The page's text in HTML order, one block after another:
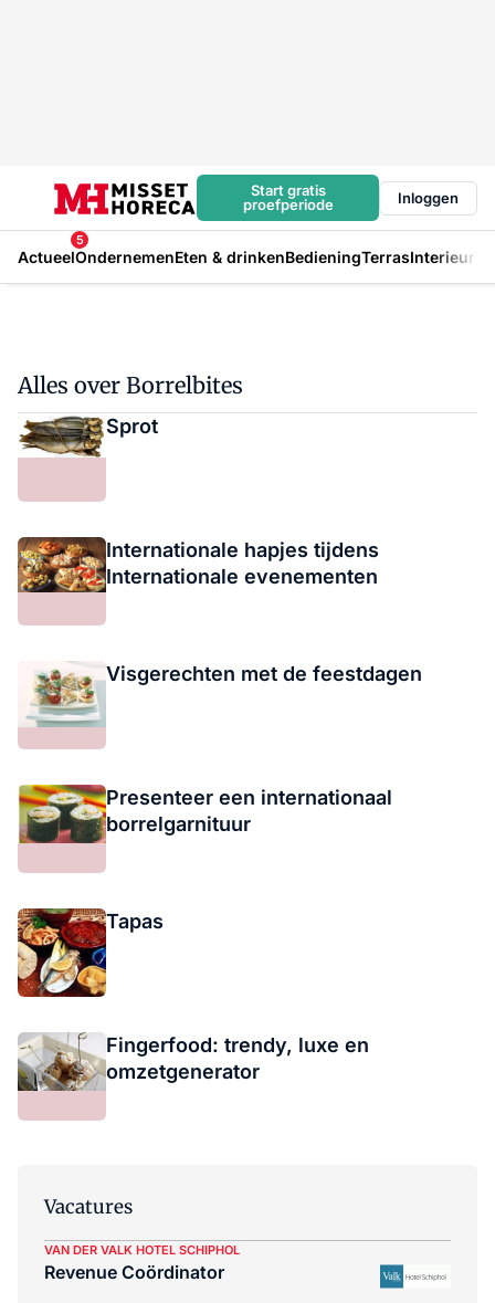
Start gratis
proefperiode
Inloggen
Actueel
5
OndernemenEten & drinkenBedieningTerrasInterieur
Alles over Borrelbites
Sprot
Internationale hapjes tijdens
Internationale evenementen
Visgerechten met de feestdagen
Presenteer een internationaal
borrelgarnituur
Tapas
Fingerfood: trendy, luxe en
omzetgenerator
Vacatures
VAN DER VALK HOTEL SCHIPHOL
Revenue Coördinator